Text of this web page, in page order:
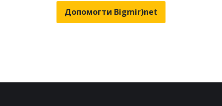
Допомогти Bigmir)net